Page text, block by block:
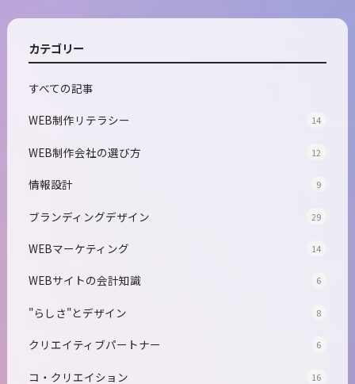
カテゴリー
すべての記事
WEB制作リテラシー 14
WEB制作会社の選び方 12
情報設計 9
ブランディングデザイン 29
WEBマーケティング 14
WEBサイトの会計知識 6
"らしさ"とデザイン 8
クリエイティブパートナー 6
コ・クリエイション 16